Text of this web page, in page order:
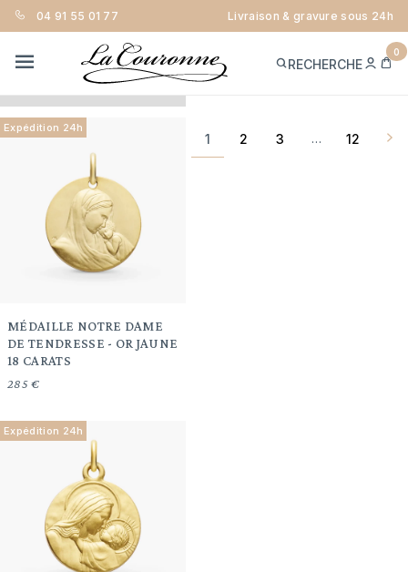
04 91 55 01 77 Livraison & gravure sous 24h
RECHERCHE
ME
0
Trier
FILTRER
Expédition 24h
MÉDAILLE NOTRE DAME
DE TENDRESSE - OR JAUNE
18 CARATS
285 €
Expédition 24h
1 2 3 … 12